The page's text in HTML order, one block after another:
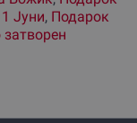
Јуни, Подарок
затворен